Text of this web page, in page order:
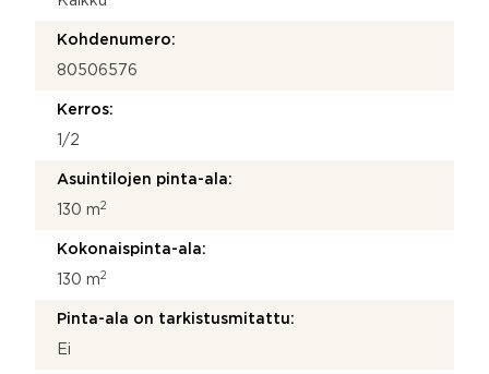
Kohdenumero:
80506576
Kerros:
1/2
Asuintilojen pinta-ala:
130 m2
Kokonaispinta-ala:
130 m2
Pinta-ala on tarkistusmitattu:
Ei